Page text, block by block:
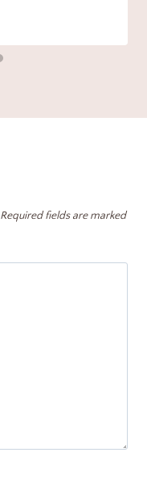
Required fields are marked